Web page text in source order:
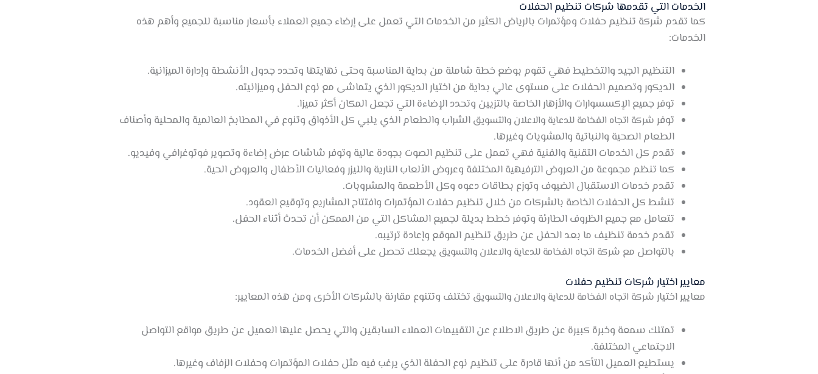
الخدمات التي تقدمها شركات تنظيم الحفلات
كما تقدم شركة تنظيم حفلات ومؤتمرات بالرياض الكثير من الخدمات التي تعمل على إرضاء جميع العملاء بأسعار مناسبة للجميع وأهم هذه
الخدمات:
التنظيم الجيد والتخطيط فهي تقوم بوضع خطة شاملة من بداية المناسبة وحتى نهايتها وتحدد جدول الأنشطة وإدارة الميزانية.
الديكور وتصميم الحفلات على مستوى عالي بداية من اختيار الديكور الذي يتماشى مع نوع الحفل وميزانيته.
توفر جميع الإكسسوارات والأزهار الخاصة بالتزيين وتحدد الإضاءة التي تجعل المكان أكثر تميزا.
توفر شركة اتجاه الفخامة للدعاية والاعلان والتسويقالشراب والطعام الذي يلبي كل الأذواق وتنوع في المطابخ العالمية والمحلية وأصناف
الطعام الصحية والنباتية والمشويات وغيرها.
تقدم كل الخدمات التقنية والفنية فهي تعمل على تنظيم الصوت بجودة عالية وتوفر شاشات عرض إضاءة وتصوير فوتوغرافي وفيديو.
كما تنظم مجموعة من العروض الترفيهية المختلفة وعروض الألعاب النارية والليزر وفعاليات الأطفال والعروض الحية.
تقدم خدمات الاستقبال الضيوف وتوزع بطاقات دعوه وكل الأطعمة والمشروبات.
تنشط كل الحفلات الخاصة بالشركات من خلال تنظيم حفلات المؤتمرات وافتتاح المشاريع وتوقيع العقود.
تتعامل مع جميع الظروف الطارئة وتوفر خطط بديلة لجميع المشاكل التي من الممكن أن تحدث أثناء الحفل.
تقدم خدمة تنظيف ما بعد الحفل عن طريق تنظيم الموقع وإعادة ترتيبه.
بالتواصل مع شركة اتجاه الفخامة للدعاية والاعلان والتسويق يجعلك تحصل على أفضل الخدمات.
معايير اختيار شركات تنظيم حفلات
معايير اختيار شركة اتجاه الفخامة للدعاية والاعلان والتسويق تختلف وتتنوع مقارنة بالشركات الأخرى ومن هذه المعايير:
تمتلك سمعة وخبرة كبيرة عن طريق الاطلاع عن التقييمات العملاء السابقين والتي يحصل عليها العميل عن طريق مواقع التواصل
الاجتماعي المختلفة.
يستطيع العميل التأكد من أنها قادرة على تنظيم نوع الحفلة الذي يرغب فيه مثل حفلات المؤتمرات وحفلات الزفاف وغيرها.